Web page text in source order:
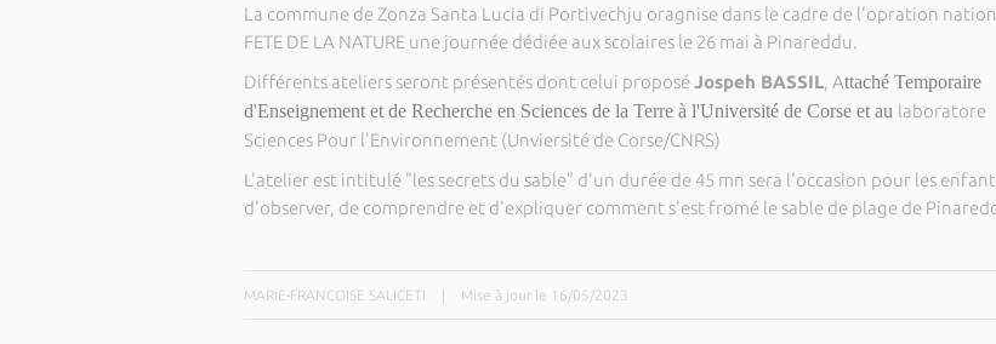
La commune de Zonza Santa Lucia di Portivechju oragnise dans le cadre de l'opration
FETE DE LA NATURE une journée dédiée aux scolaires le 26 mai à Pinareddu.
Différents ateliers seront présentés dont celui proposéJospeh BASSIL, Attaché Temporaire
d'Enseignement et de Recherche en Sciences de la Terre à l'Université de Corse et au laboratore
Sciences Pour l'Environnement (Unviersité de Corse/CNRS)
L'atelier est intitulé "les secrets du sable" d'un durée de 45 mn sera l'occasion pour les
d'observer, de comprendre et d'expliquer comment s'est fromé le sable de plage de
MARIE-FRANCOISE SALICETI Mise à jour le 16/05/2023